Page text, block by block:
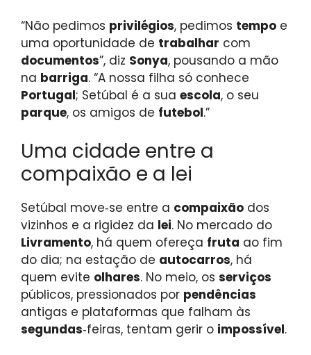
“Não pedimos privilégios, pedimos tempo e
uma oportunidade de trabalhar com
documentos”, diz Sonya, pousando a mão
na barriga. “A nossa filha só conhece
Portugal; Setúbal é a sua escola, o seu
parque, os amigos de futebol.”
Uma cidade entre a
compaixão e a lei
Setúbal move‑se entre a compaixão dos
vizinhos e a rigidez da lei. No mercado do
Livramento, há quem ofereça fruta ao fim
do dia; na estação de autocarros, há
quem evite olhares. No meio, os serviços
públicos, pressionados por pendências
antigas e plataformas que falham às
segundas‑feiras, tentam gerir o impossível.